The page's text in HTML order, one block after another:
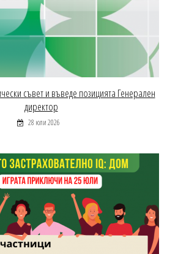
съвет и въведе позицията Генерален
директор
28 юли 2026